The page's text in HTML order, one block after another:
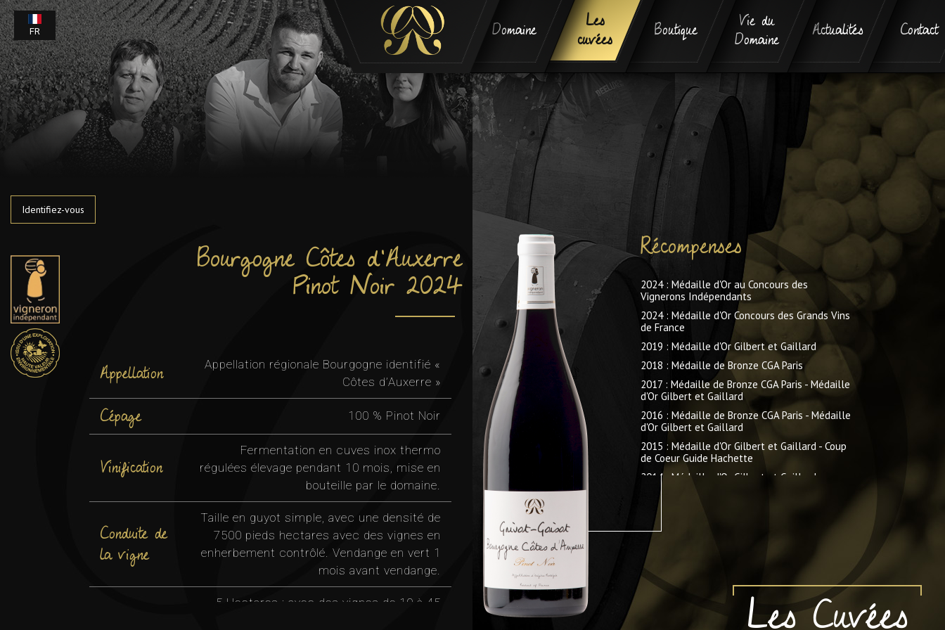
FR Contact
Actualités
Vie du
Domaine
Boutique
Les
cuvées
Domaine
Identifiez-vous
Bourgogne Côtes d'Auxerre
Pinot Noir 2024
Appellation
Appellation régionale Bourgogne identifié «
Côtes d’Auxerre »
Cépage 100 % Pinot Noir
Vinification
Fermentation en cuves inox thermo
régulées élevage pendant 10 mois, mise en
bouteille par le domaine.
Conduite de
la vigne
Taille en guyot simple, avec une densité de
7500 pieds hectares avec des vignes en
enherbement contrôlé. Vendange en vert 1
mois avant vendange.
5 Hectares : avec des vignes de 10 à 45
Récompenses
2024 : Médaille d'Or au Concours des
Vignerons Indépendants
2024 : Médaille d'Or Concours des Grands Vins
de France
2019 : Médaille d'Or Gilbert et Gaillard
2018 : Médaille de Bronze CGA Paris
2017 : Médaille de Bronze CGA Paris - Médaille
d'Or Gilbert et Gaillard
2016 : Médaille de Bronze CGA Paris - Médaille
d'Or Gilbert et Gaillard
2015 : Médaille d'Or Gilbert et Gaillard - Coup
de Coeur Guide Hachette
2014 : Médaille d'Or Gilbert et Gaillard
2012 : Médailles d'or Vignerons Indépendants
2011 : Médaille d'Or Gilbert et Gaillard
2010 : Médaille d'Argent CGA Paris - Gilbert et
Gaillard
Les Cuvées